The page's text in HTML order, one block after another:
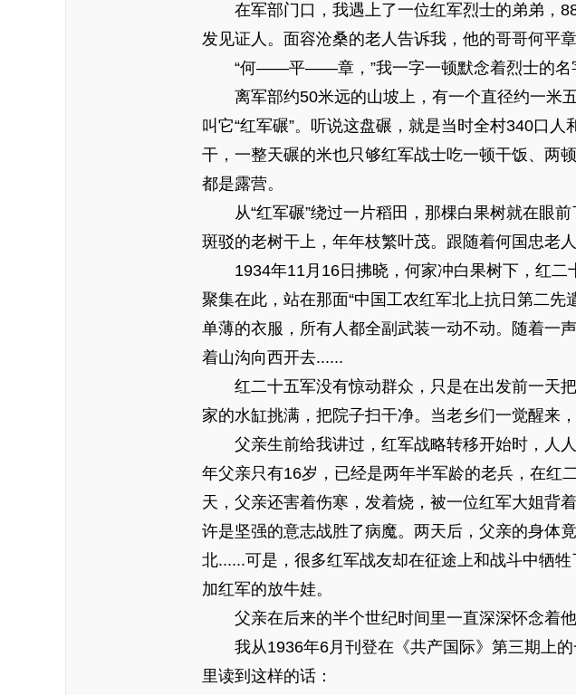
在军部门口，我遇上了一位红军烈士的弟弟，
发见证人。面容沧桑的老人告诉我，他的哥哥何平
“何——平——章，”我一字一顿默念着烈士的名字
离军部约50米远的山坡上，有一个直径约一米
叫它“红军碾”。听说这盘碾，就是当时全村340口
干，一整天碾的米也只够红军战士吃一顿干饭、两
都是露营。
从“红军碾”绕过一片稻田，那棵白果树就在眼前
斑驳的老树干上，年年枝繁叶茂。跟随着何国忠
1934年11月16日拂晓，何家冲白果树下，红二
聚集在此，站在那面“中国工农红军北上抗日第二
单薄的衣服，所有人都全副武装一动不动。随着一
着山沟向西开去......
红二十五军没有惊动群众，只是在出发前一天把
家的水缸挑满，把院子扫干净。当老乡们一觉醒来
父亲生前给我讲过，红军战略转移开始时，人人
年父亲只有16岁，已经是两年半军龄的老兵，在红
天，父亲还害着伤寒，发着烧，被一位红军大姐背
许是坚强的意志战胜了病魔。两天后，父亲的身体
北......可是，很多红军战友却在征途上和战斗中牺
加红军的放牛娃。
父亲在后来的半个世纪时间里一直深深怀念着他
我从1936年6月刊登在《共产国际》第三期上的
里读到这样的话：